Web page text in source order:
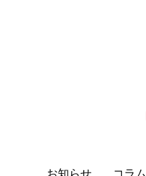
お知らせ コラム